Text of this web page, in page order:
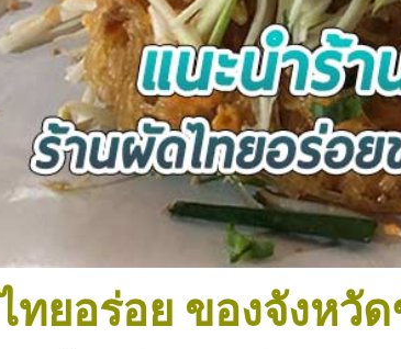
ทยอร่อย ของจังหวั